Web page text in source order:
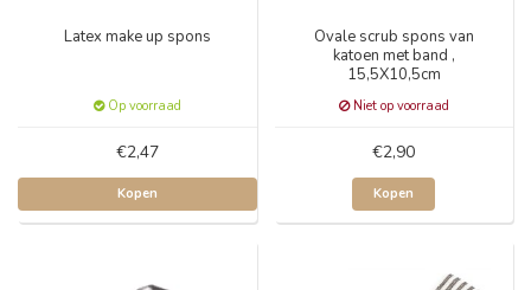
Latex make up spons
Op voorraad
€2,47
Kopen
Ovale scrub spons van
katoen met band ,
15,5X10,5cm
Niet op voorraad
€2,90
Kopen